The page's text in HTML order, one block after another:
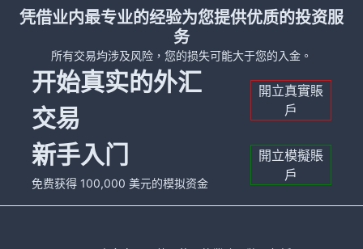
凭借业内最专业的经验为您提供优质的投资服
务
所有交易均涉及风险，您的损失可能大于您的入金。
开始真实的外汇
交易
開立真實賬
戶
新手入门
免费获得 100,000 美元的模拟资金
開立模擬賬
戶